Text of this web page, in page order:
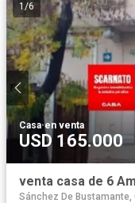
1 /6
Casa·en venta
USD 165.000
venta casa de 6
Sánchez De